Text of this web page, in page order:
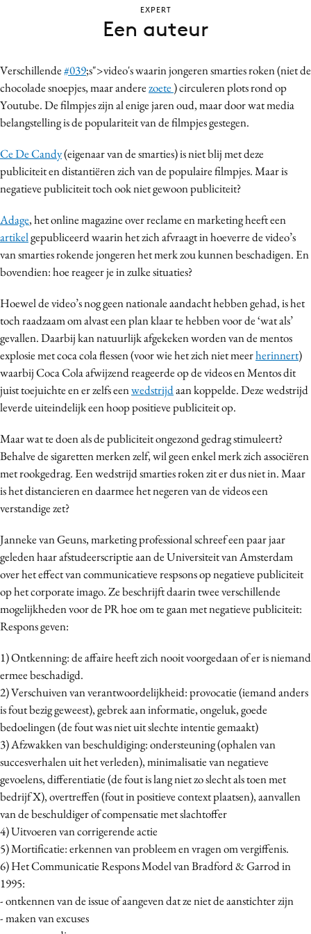
Contentmarketing
Craft
Customer Experience
Design
Digital transformation
Effectiviteit
Gedragsverandering
Influencer marketing
Martech
Media
Merkstrategie
Programmatic
Purpose Marketing
Verschillende#039;s">video's waarin jongeren smarties roken (niet de
chocolade snoepjes, maar anderezoete ) circuleren plots rond op
Youtube. De filmpjes zijn al enige jaren oud, maar door wat media
belangstelling is de populariteit van de filmpjes gestegen.
Ce De Candy(eigenaar van de smarties) is niet blij met deze
publiciteit en distantiëren zich van de populaire filmpjes. Maar is
negatieve publiciteit toch ook niet gewoon publiciteit?
Adage, het online magazine over reclame en marketing heeft een
artikelgepubliceerd waarin het zich afvraagt in hoeverre de video’s
van smarties rokende jongeren het merk zou kunnen beschadigen. En
bovendien: hoe reageer je in zulke situaties?
Hoewel de video’s nog geen nationale aandacht hebben gehad, is het
toch raadzaam om alvast een plan klaar te hebben voor de ‘wat als’
gevallen. Daarbij kan natuurlijk afgekeken worden van de mentos
explosie met coca cola flessen (voor wie het zich niet meerherinnert)
waarbij Coca Cola afwijzend reageerde op de videos en Mentos dit
juist toejuichte en er zelfs eenwedstrijdaan koppelde. Deze wedstrijd
leverde uiteindelijk een hoop positieve publiciteit op.
Maar wat te doen als de publiciteit ongezond gedrag stimuleert?
Behalve de sigaretten merken zelf, wil geen enkel merk zich associëren
met rookgedrag. Een wedstrijd smarties roken zit er dus niet in. Maar
is het distancieren en daarmee het negeren van de videos een
verstandige zet?
Janneke van Geuns, marketing professional schreef een paar jaar
geleden haar afstudeerscriptie aan de Universiteit van Amsterdam
over het effect van communicatieve respsons op negatieve publiciteit
op het corporate imago. Ze beschrijft daarin twee verschillende
mogelijkheden voor de PR hoe om te gaan met negatieve publiciteit:
Respons geven:
1) Ontkenning: de affaire heeft zich nooit voorgedaan of er is niemand
ermee beschadigd.
2) Verschuiven van verantwoordelijkheid: provocatie (iemand anders
is fout bezig geweest), gebrek aan informatie, ongeluk, goede
bedoelingen (de fout was niet uit slechte intentie gemaakt)
3) Afzwakken van beschuldiging: ondersteuning (ophalen van
succesverhalen uit het verleden), minimalisatie van negatieve
gevoelens, differentiatie (de fout is lang niet zo slecht als toen met
bedrijf X), overtreffen (fout in positieve context plaatsen), aanvallen
van de beschuldiger of compensatie met slachtoffer
4) Uitvoeren van corrigerende actie
5) Mortificatie: erkennen van probleem en vragen om vergiffenis.
6) Het Communicatie Respons Model van Bradford & Garrod in
1995:
- ontkennen van de issue of aangeven dat ze niet de aanstichter zijn
- maken van excuses
EXPERT
Een auteur